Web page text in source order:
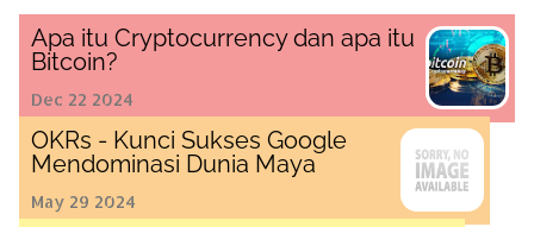
Apa itu Cryptocurrency dan apa itu
Bitcoin?
Dec 22 2024
OKRs - Kunci Sukses Google
Mendominasi Dunia Maya
May 29 2024